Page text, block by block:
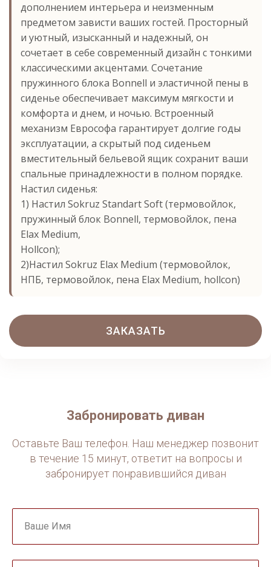
дополнением интерьера и неизменным
предметом зависти ваших гостей. Просторный
и уютный, изысканный и надежный, он
сочетает в себе современный дизайн с тонкими
классическими акцентами. Сочетание
пружинного блока Bonnell и эластичной пены в
сиденье обеспечивает максимум мягкости и
комфорта и днем, и ночью. Встроенный
механизм Еврософа гарантирует долгие годы
эксплуатации, а скрытый под сиденьем
вместительный бельевой ящик сохранит ваши
спальные принадлежности в полном порядке.
Настил сиденья:
1) Настил Sokruz Standart Soft (термовойлок,
пружинный блок Bonnell, термовойлок, пена
Elax Medium,
Hollcon);
2)Настил Sokruz Elax Medium (термовойлок,
НПБ, термовойлок, пена Elax Medium, hollcon)
ЗАКАЗАТЬ
Забронировать диван
Оставьте Ваш телефон. Наш менеджер позвонит
в течение 15 минут, ответит на вопросы и
забронирует понравившийся диван
Ваше Имя